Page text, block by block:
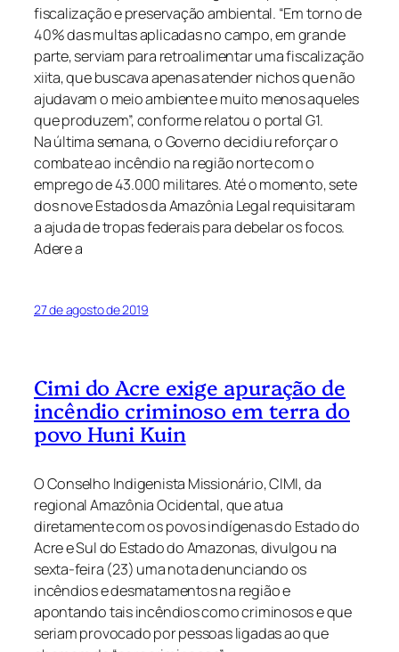
fiscalização e preservação ambiental. “Em torno de
40% das multas aplicadas no campo, em grande
parte, serviam para retroalimentar uma fiscalização
xiita, que buscava apenas atender nichos que não
ajudavam o meio ambiente e muito menos aqueles
que produzem”, conforme relatou o portal G1.
Na última semana, o Governo decidiu reforçar o
combate ao incêndio na região norte com o
emprego de 43.000 militares. Até o momento, sete
dos nove Estados da Amazônia Legal requisitaram
a ajuda de tropas federais para debelar os focos.
Adere a
27 de agosto de 2019
Cimi do Acre exige apuração de
incêndio criminoso em terra do
povo Huni Kuin
O Conselho Indigenista Missionário, CIMI, da
regional Amazônia Ocidental, que atua
diretamente com os povos indígenas do Estado do
Acre e Sul do Estado do Amazonas, divulgou na
sexta-feira (23) uma nota denunciando os
incêndios e desmatamentos na região e
apontando tais incêndios como criminosos e que
seriam provocado por pessoas ligadas ao que